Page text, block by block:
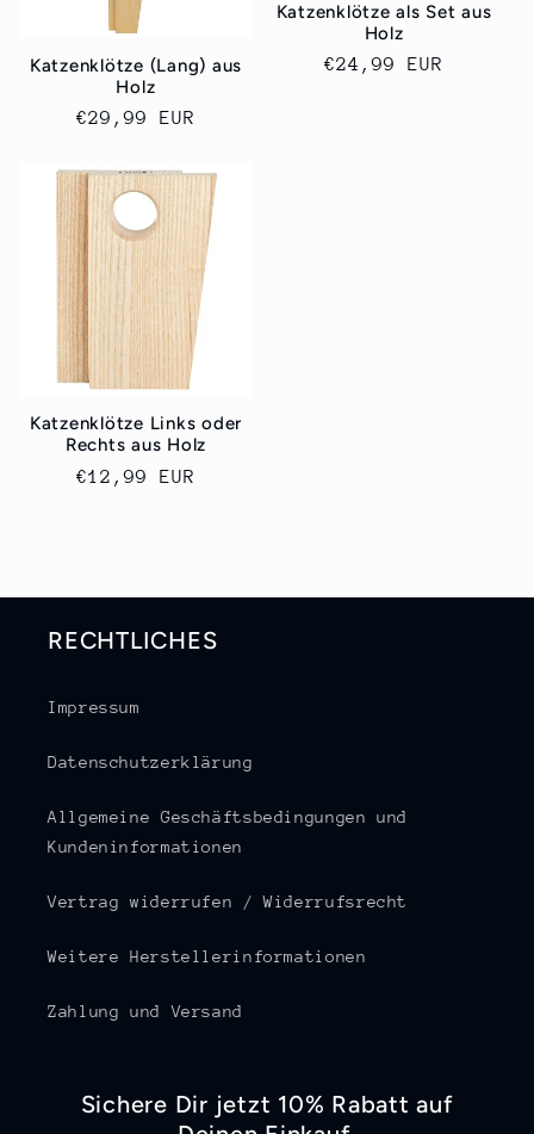
Katzenklötze (Lang) aus
Holz
Normaler
€29,99 EUR
Katzenklötze als Set aus
Holz
Normaler
€24,99 EUR
Katzenklötze Links oder
Rechts aus Holz
Normaler
€12,99 EUR
RECHTLICHES
Impressum
Datenschutzerklärung
Allgemeine Geschäftsbedingungen und
Kundeninformationen
Vertrag widerrufen / Widerrufsrecht
Weitere Herstellerinformationen
Zahlung und Versand
Sichere Dir jetzt 10% Rabatt auf